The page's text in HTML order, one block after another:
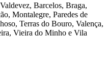
Barcelos, Braga,
Montalegre, Paredes de
Terras do Bouro, Valença,
Vieira do Minho e Vila